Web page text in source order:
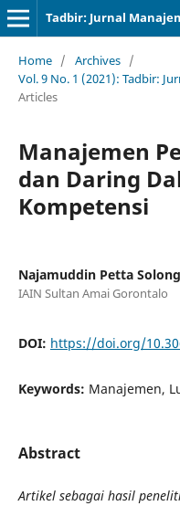
Tadbir: Jurnal
Home / Archives /
Vol. 9 No. 1 (2021): Tadbir:
Articles
Manajemen
dan Daring
Kompetensi
Najamuddin Petta Solong
IAIN Sultan Amai Gorontalo
DOI: https://doi.org/
Keywords: Manajemen,
Abstract
Artikel sebagai hasil